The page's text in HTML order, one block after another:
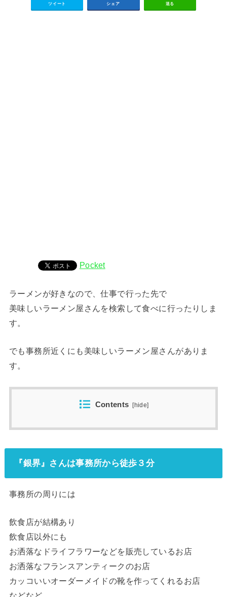
ツイート シェア 送る
Pocket
ラーメンが好きなので、仕事で行った先で
美味しいラーメン屋さんを検索して食べに行ったりしま
す。
でも事務所近くにも美味しいラーメン屋さんがありま
す。
Contents [hide]
『銀界』さんは事務所から徒歩３分
事務所の周りには
飲食店が結構あり
飲食店以外にも
お洒落なドライフラワーなどを販売しているお店
お洒落なフランスアンティークのお店
カッコいいオーダーメイドの靴を作ってくれるお店